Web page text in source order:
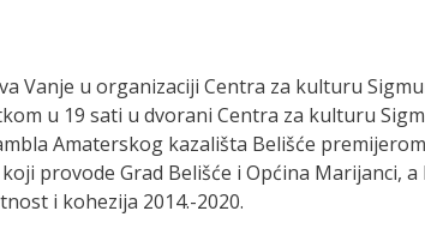
Vanje u organizaciji Centra za kulturu
u 19 sati u dvorani Centra za kulturu
Amaterskog kazališta Belišće
provode Grad Belišće i Općina Marijanci,
i kohezija 2014.-2020.